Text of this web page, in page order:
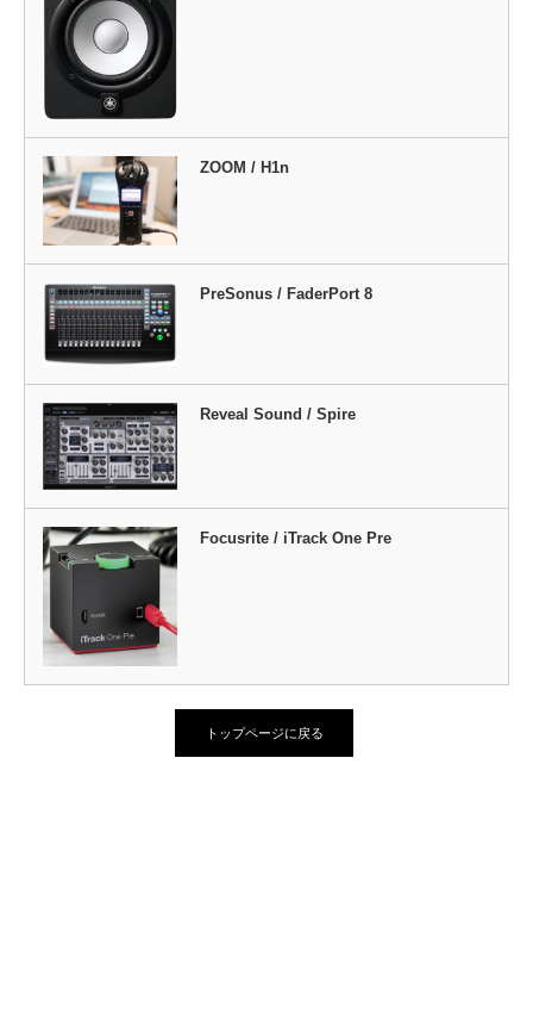
ZOOM / H1n
PreSonus / FaderPort 8
Reveal Sound / Spire
Focusrite / iTrack One Pre
トップページに戻る